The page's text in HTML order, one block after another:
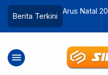
Berita Terkini
102.281
menu